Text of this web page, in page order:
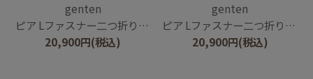
genten
ピア Lファスナー二つ折り財布
20,900円(税込)
genten
ピア Lファスナー二つ折り財布
20,900円(税込)